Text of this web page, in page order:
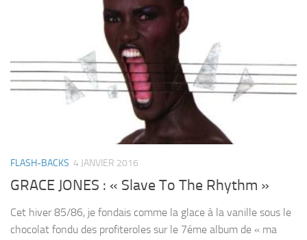
FLASH-BACKS 4 JANVIER 2016
GRACE JONES : « Slave To The Rhythm »
Cet hiver 85/86, je fondais comme la glace à la vanille sous le
chocolat fondu des profiteroles sur le 7éme album de « ma